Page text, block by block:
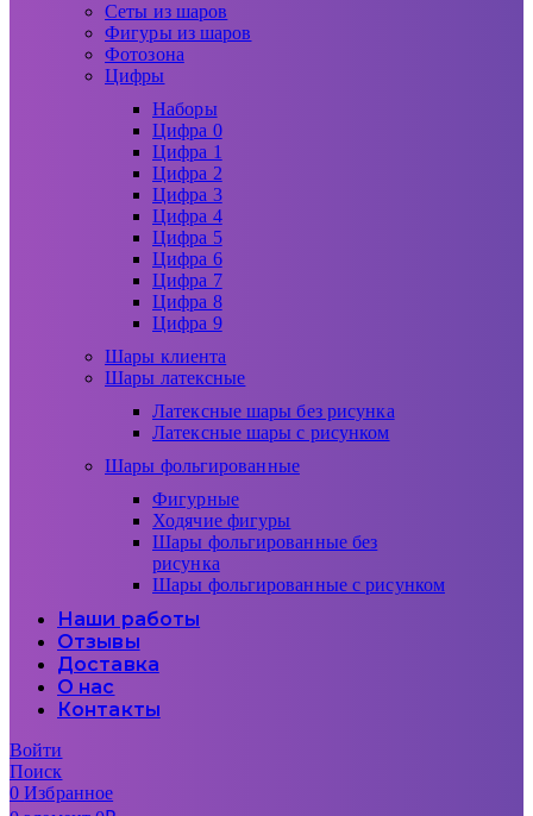
Сеты из шаров
Фигуры из шаров
Фотозона
Цифры
Наборы
Цифра 0
Цифра 1
Цифра 2
Цифра 3
Цифра 4
Цифра 5
Цифра 6
Цифра 7
Цифра 8
Цифра 9
Шары клиента
Шары латексные
Латексные шары без рисунка
Латексные шары с рисунком
Шары фольгированные
Фигурные
Ходячие фигуры
Шары фольгированные без
рисунка
Шары фольгированные с рисунком
Наши работы
Отзывы
Доставка
О нас
Контакты
Войти
Поиск
0Избранное